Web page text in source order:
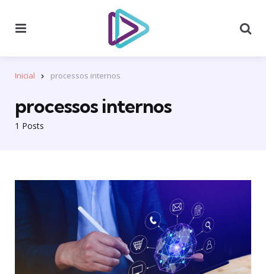
Inicial processos internos
1 Posts
processos internos